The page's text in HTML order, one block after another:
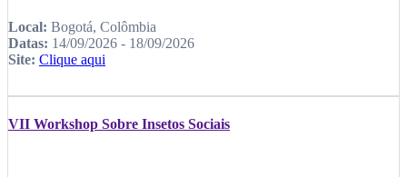
Local: Bogotá, Colômbia
Datas: 14/09/2026 - 18/09/2026
Site: Clique aqui
VII Workshop Sobre Insetos Sociais